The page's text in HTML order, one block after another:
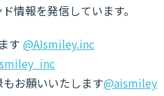
情報を発信しています。
す @AIsmiley.inc
お願いいたします@aismiley